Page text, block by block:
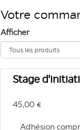
Votre
Afficher
Stage
45,00 €
Adhésion